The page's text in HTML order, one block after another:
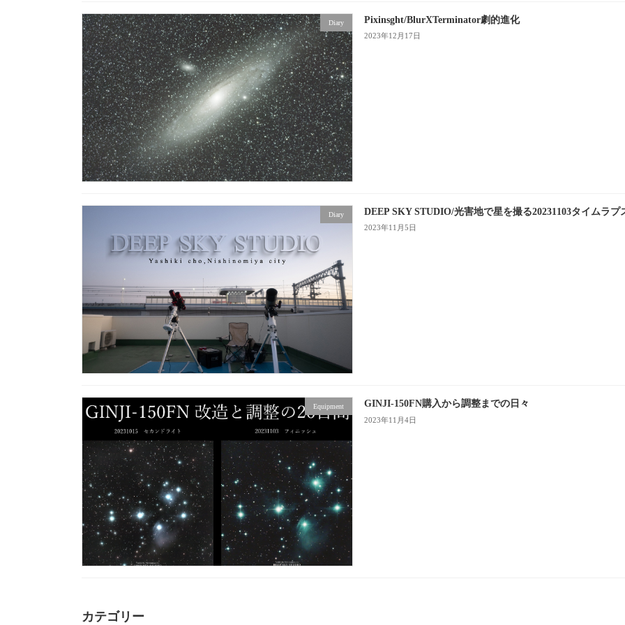
Diary Pixinsght/BlurXTerminator劇的進化
2023年12月17日
Diary DEEP SKY STUDIO/光害地で星を撮る20231103タイムラプ
2023年11月5日
Equipment GINJI-150FN購入から調整までの日々
2023年11月4日
カテゴリー